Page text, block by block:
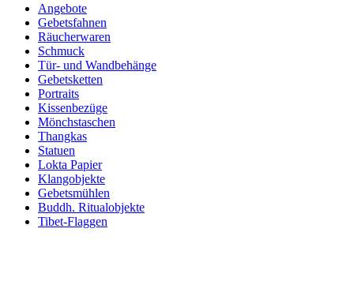
Angebote
Gebetsfahnen
Räucherwaren
Schmuck
Tür- und Wandbehänge
Gebetsketten
Portraits
Kissenbezüge
Mönchstaschen
Thangkas
Statuen
Lokta Papier
Klangobjekte
Gebetsmühlen
Buddh. Ritualobjekte
Tibet-Flaggen